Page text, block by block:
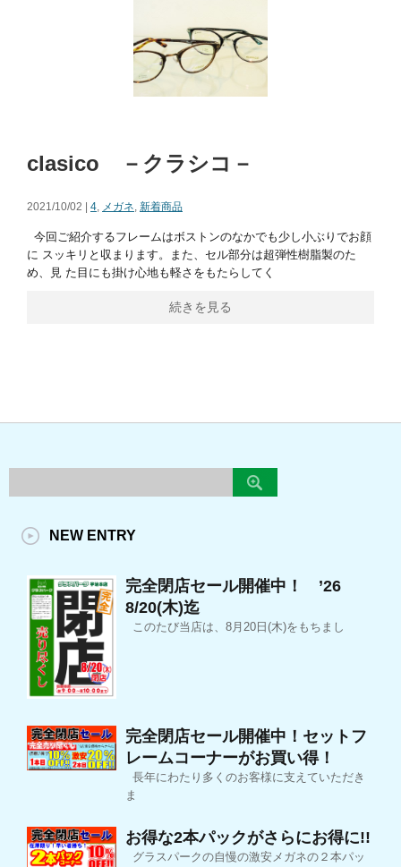
clasico －クラシコ－
2021/10/02 | 4 メガネ 新着商品
今回ご紹介するフレームはボストンのなかでも少し小ぶりでお顔
に スッキリと収まります。また、セル部分は超弾性樹脂製のた
め、見 た目にも掛け心地も軽さをもたらしてく
続きを見る
NEW ENTRY
完全閉店セール開催中！ ’26
8/20(木)迄
このたび当店は、8月20日(木)をもちまし
完全閉店セール開催中！セットフ
レームコーナーがお買い得！
長年にわたり多くのお客様に支えていただき
ま
お得な2本パックがさらにお得に!!
グラスパークの自慢の激安メガネの２本パッ